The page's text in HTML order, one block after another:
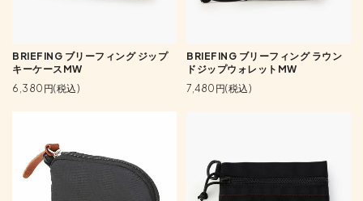
BRIEFING ブリーフィング ジップ
キーケースMW
6,380円(税込)
BRIEFING ブリーフィング ラウン
ドジップウォレットMW
7,480円(税込)